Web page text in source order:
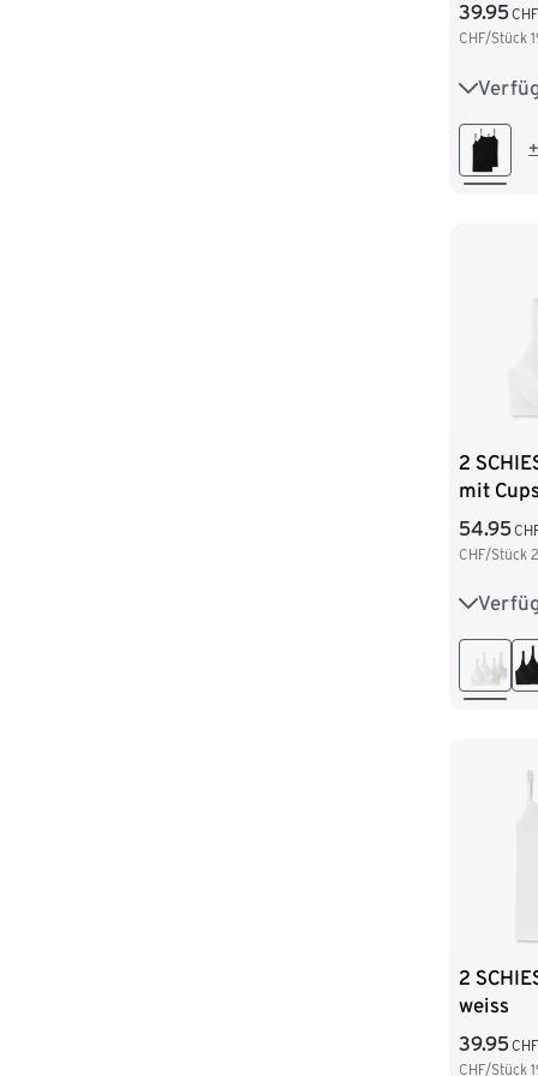
39.95CHF
CHF/Stück
36
44
2
mit
54.95
CHF/Stück
75A
80A
2
weiss
39.95CHF
CHF/Stück